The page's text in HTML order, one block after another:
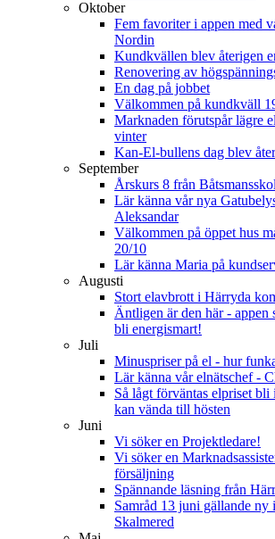
Oktober
Fem favoriter i appen med
Nordin
Kundkvällen blev återigen
Renovering av
En dag på jobbet
Välkommen på kundkväll
Marknaden förutspår lägre
vinter
Kan-El-bullens dag blev
September
Årskurs 8 från
Lär känna vår nya
Aleksandar
Välkommen på öppet hus
20/10
Lär känna Maria på
Augusti
Stort elavbrott i Härryda
Äntligen är den här - appen
bli energismart!
Juli
Minuspriser på el - hur
Lär känna vår elnätschef -
Så lågt förväntas elpriset bli
kan vända till hösten
Juni
Vi söker en Projektledare!
Vi söker en
försäljning
Spännande läsning från
Samråd 13 juni gällande ny
Skalmered